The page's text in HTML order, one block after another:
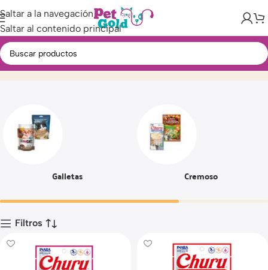
Saltar a la navegación
Saltar al contenido principal
SnacksInicio Producto Página 6
Galletas Cremoso
Filtros